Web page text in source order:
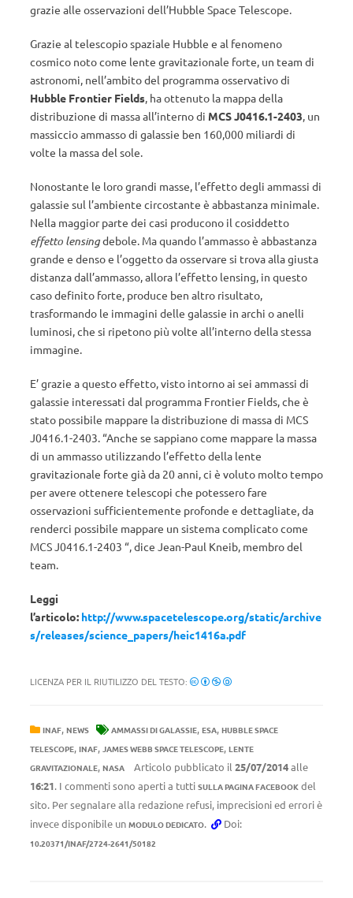
grazie alle osservazioni dell’Hubble Space Telescope.
Grazie al telescopio spaziale Hubble e al fenomeno
cosmico noto come lente gravitazionale forte, un team di
astronomi, nell’ambito del programma osservativo di
Hubble Frontier Fields, ha ottenuto la mappa della
distribuzione di massa all’interno di MCS J0416.1-2403, un
massiccio ammasso di galassie ben 160,000 miliardi di
volte la massa del sole.
Nonostante le loro grandi masse, l’effetto degli ammassi di
galassie sul l’ambiente circostante è abbastanza minimale.
Nella maggior parte dei casi producono il cosiddetto
effetto lensingdebole. Ma quando l’ammasso è abbastanza
grande e denso e l’oggetto da osservare si trova alla giusta
distanza dall’ammasso, allora l’effetto lensing, in questo
caso definito forte, produce ben altro risultato,
trasformando le immagini delle galassie in archi o anelli
luminosi, che si ripetono più volte all’interno della stessa
immagine.
E’ grazie a questo effetto, visto intorno ai sei ammassi di
galassie interessati dal programma Frontier Fields, che è
stato possibile mappare la distribuzione di massa di MCS
J0416.1-2403. “Anche se sappiano come mappare la massa
di un ammasso utilizzando l’effetto della lente
gravitazionale forte già da 20 anni, ci è voluto molto tempo
per avere ottenere telescopi che potessero fare
osservazioni sufficientemente profonde e dettagliate, da
renderci possibile mappare un sistema complicato come
MCS J0416.1-2403 “, dice Jean-Paul Kneib, membro del
team.
Leggi
l’articolo: http://www.spacetelescope.org/static/archive
s/releases/science_papers/heic1416a.pdf
LICENZA PER IL RIUTILIZZO DEL TESTO:
INAF, NEWS AMMASSI DI GALASSIE, ESA, HUBBLE SPACE
TELESCOPE, INAF, JAMES WEBB SPACE TELESCOPE, LENTE
GRAVITAZIONALE, NASA Articolo pubblicato il 25/07/2014alle
16:21. I commenti sono aperti a tutti SULLA PAGINA FACEBOOK del
sito. Per segnalare alla redazione refusi, imprecisioni ed errori è
invece disponibile un MODULO DEDICATO. Doi:
10.20371/INAF/2724-2641/50182